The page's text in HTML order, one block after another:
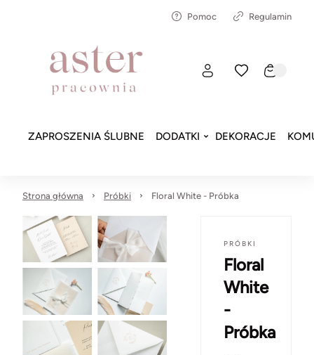
Pomoc Regulamin
ZAPROSZENIA ŚLUBNE DODATKI DEKORACJE
Strona główna Próbki Floral White - Próbka
PRÓBKI
Floral
White
-
Próbka